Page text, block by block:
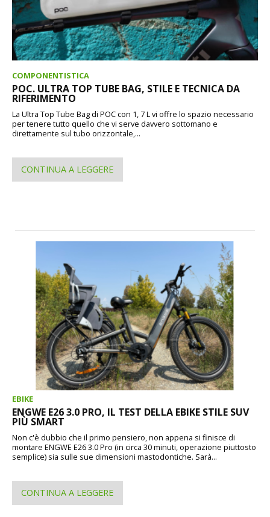
COMPONENTISTICA
POC. ULTRA TOP TUBE BAG, STILE E TECNICA DA
RIFERIMENTO
La Ultra Top Tube Bag di POC con 1, 7 L vi offre lo spazio necessario
per tenere tutto quello che vi serve davvero sottomano e
direttamente sul tubo orizzontale,...
CONTINUA A LEGGERE
EBIKE
ENGWE E26 3.0 PRO, IL TEST DELLA EBIKE STILE SUV
PIÙ SMART
Non c'è dubbio che il primo pensiero, non appena si finisce di
montare ENGWE E26 3.0 Pro (in circa 30 minuti, operazione piuttosto
semplice) sia sulle sue dimensioni mastodontiche. Sarà...
CONTINUA A LEGGERE